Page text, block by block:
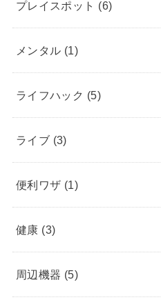
プレイスポット (6)
メンタル (1)
ライフハック (5)
ライブ (3)
便利ワザ (1)
健康 (3)
周辺機器 (5)